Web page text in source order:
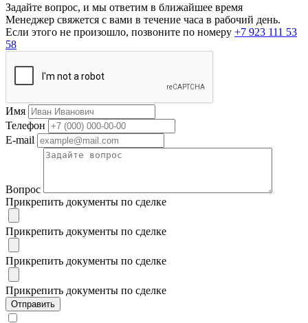
Задайте вопрос, и мы ответим в ближайшее время
Менеджер свяжется с вами в течение часа в рабочий день.
Если этого не произошло, позвоните по номеру +7 923 111 53
58
Имя
Телефон
E-mail
Вопрос
Прикрепить документы по сделке
Прикрепить документы по сделке
Прикрепить документы по сделке
Прикрепить документы по сделке